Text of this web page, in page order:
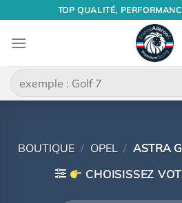
contenu
TOP QUALITÉ,
Recherche
pour :
BOUTIQUE / OPEL / ASTRA
CHOISISSEZ